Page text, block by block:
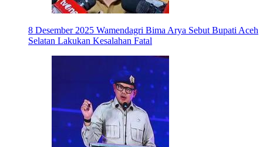
8 Desember 2025 Wamendagri Bima Arya Sebut Bupati Aceh
Selatan Lakukan Kesalahan Fatal